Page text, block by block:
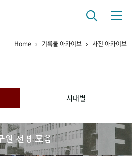
Home 기록물 아카이브 사진 아카이브
시대별
원 전경 모음